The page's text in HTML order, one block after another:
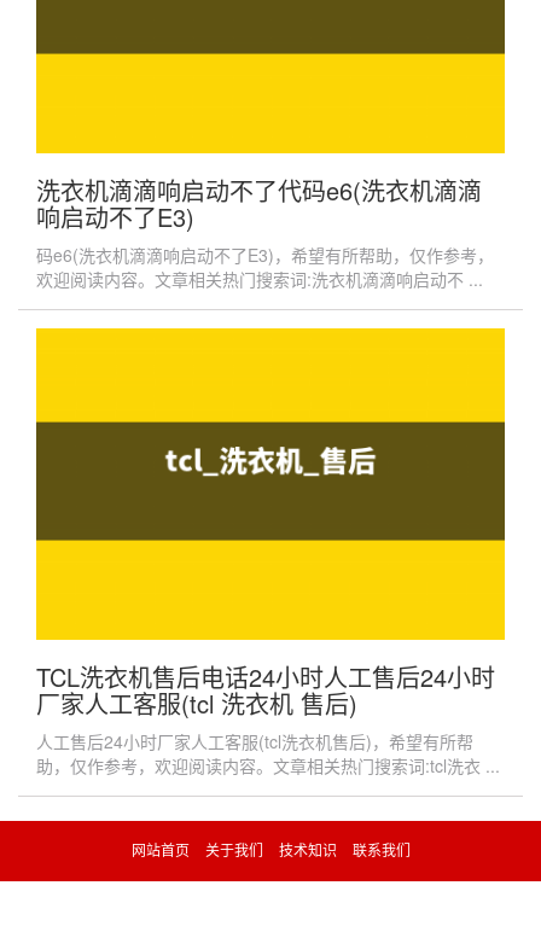
洗衣机滴滴响启动不了代码e6(洗衣机滴滴
响启动不了E3)
码e6(洗衣机滴滴响启动不了E3)，希望有所帮助，仅作参考，
欢迎阅读内容。文章相关热门搜索词:洗衣机滴滴响启动不 ...
TCL洗衣机售后电话24小时人工售后24小时
厂家人工客服(tcl 洗衣机 售后)
人工售后24小时厂家人工客服(tcl洗衣机售后)，希望有所帮
助，仅作参考，欢迎阅读内容。文章相关热门搜索词:tcl洗衣 ...
网站首页 关于我们 技术知识 联系我们